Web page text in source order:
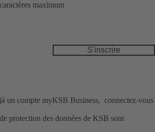
maximum
S'inscrire
un compte myKSB Business,connectez-vous
protection des données de KSB sont